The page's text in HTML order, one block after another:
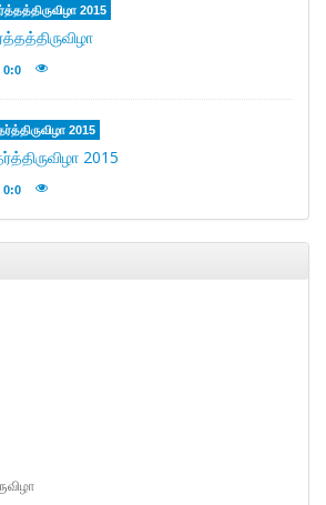
2015
0:0
2015
2015
0:0